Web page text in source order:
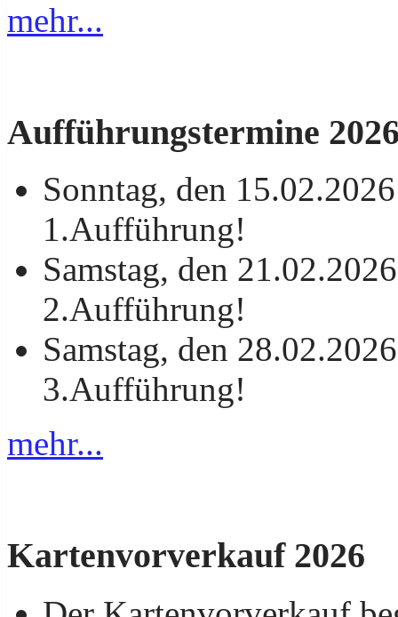
mehr...
Aufführungstermine
Sonntag, den 15.02.2026
1.Aufführung!
Samstag, den 21.02.2026
2.Aufführung!
Samstag, den 28.02.2026
3.Aufführung!
mehr...
Kartenvorverkauf 2026